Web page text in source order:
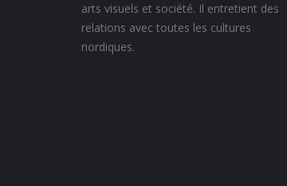
arts visuels et société. Il entretient des
relations avec toutes les cultures
nordiques.